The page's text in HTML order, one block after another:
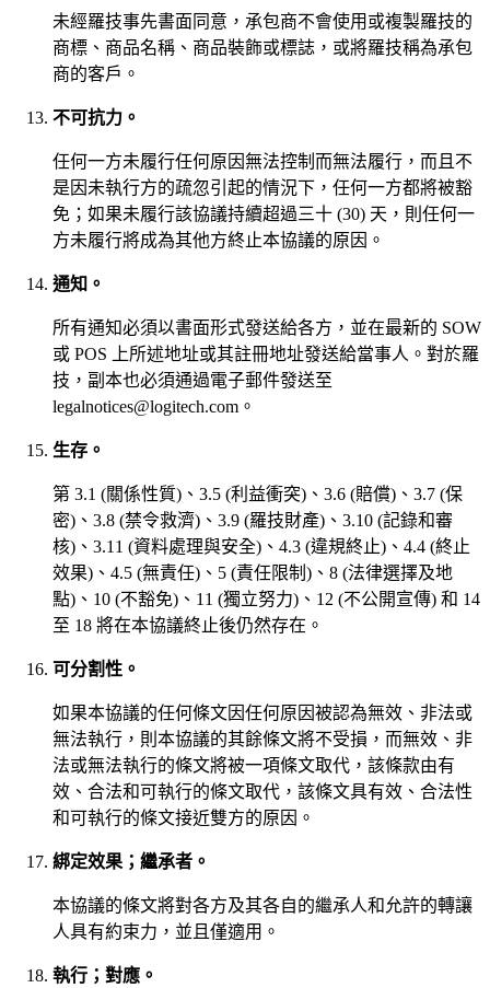
未經羅技事先書面同意，承包商不會使用或複製羅技的
商標、商品名稱、商品裝飾或標誌，或將羅技稱為承包
商的客戶。
不可抗力。
任何一方未履行任何原因無法控制而無法履行，而且不
是因未執行方的疏忽引起的情況下，任何一方都將被豁
免；如果未履行該協議持續超過三十 (30) 天，則任何一
方未履行將成為其他方終止本協議的原因。
通知。
所有通知必須以書面形式發送給各方，並在最新的 SOW
或 POS 上所述地址或其註冊地址發送給當事人。對於羅
技，副本也必須通過電子郵件發送至
legalnotices@logitech.com。
生存。
第 3.1 (關係性質)、3.5 (利益衝突)、3.6 (賠償)、3.7 (保
密)、3.8 (禁令救濟)、3.9 (羅技財產)、3.10 (記錄和審
核)、3.11 (資料處理與安全)、4.3 (違規終止)、4.4 (終止
效果)、4.5 (無責任)、5 (責任限制)、8 (法律選擇及地
點)、10 (不豁免)、11 (獨立努力)、12 (不公開宣傳) 和 14
至 18 將在本協議終止後仍然存在。
可分割性。
如果本協議的任何條文因任何原因被認為無效、非法或
無法執行，則本協議的其餘條文將不受損，而無效、非
法或無法執行的條文將被一項條文取代，該條款由有
效、合法和可執行的條文取代，該條文具有效、合法性
和可執行的條文接近雙方的原因。
綁定效果；繼承者。
本協議的條文將對各方及其各自的繼承人和允許的轉讓
人具有約束力，並且僅適用。
執行；對應。